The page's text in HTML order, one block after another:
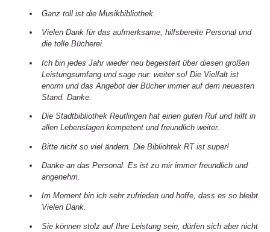
Ganz toll ist die Musikbibliothek.
Vielen Dank für das aufmerksame, hilfsbereite Personal und
die tolle Bücherei.
Ich bin jedes Jahr wieder neu begeistert über diesen großen
Leistungsumfang und sage nur: weiter so! Die Vielfalt ist
enorm und das Angebot der Bücher immer auf dem neuesten
Stand. Danke.
Die Stadtbibliothek Reutlingen hat einen guten Ruf und hilft in
allen Lebenslagen kompetent und freundlich weiter.
Bitte nicht so viel ändern. Die Bibliohtek RT ist super!
Danke an das Personal. Es ist zu mir immer freundlich und
angenehm.
Im Moment bin ich sehr zufrieden und hoffe, dass es so bleibt.
Vielen Dank.
Sie können stolz auf Ihre Leistung sein, dürfen sich aber nicht